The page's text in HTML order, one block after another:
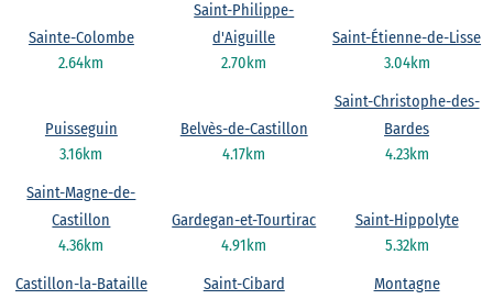
2.64km
Sainte-Colombe
2.70km
Saint-Philippe-
d'Aiguille
3.04km
Saint-Étienne-de-Lisse
3.16km
Puisseguin
4.17km
Belvès-de-Castillon
4.23km
Saint-Christophe-des-
Bardes
4.36km
Saint-Magne-de-
Castillon
4.91km
Gardegan-et-Tourtirac
5.32km
Saint-Hippolyte
Castillon-la-Bataille
Saint-Cibard
Montagne